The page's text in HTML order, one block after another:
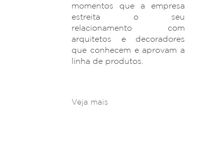
momentos que a empresa
estreita o seu
relacionamento com
arquitetos e decoradores
que conhecem e aprovam a
linha de produtos.
Veja mais